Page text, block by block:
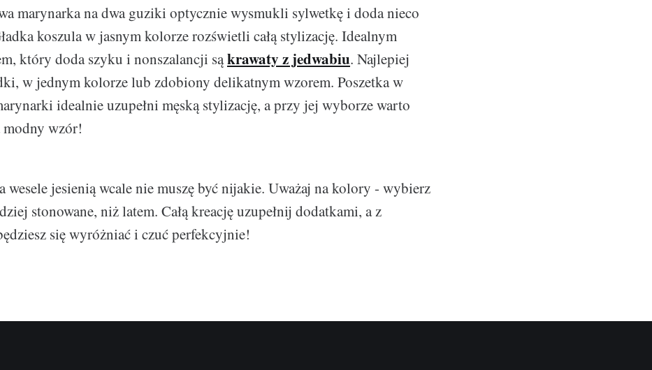
marynarka na dwa guziki optycznie wysmukli sylwetkę i doda nieco
koszula w jasnym kolorze rozświetli całą stylizację. Idealnym
który doda szyku i nonszalancji sąkrawaty z jedwabiu. Najlepiej
w jednym kolorze lub zdobiony delikatnym wzorem. Poszetka w
idealnie uzupełni męską stylizację, a przy jej wyborze warto
modny wzór!
wesele jesienią wcale nie muszę być nijakie. Uważaj na kolory - wybierz
stonowane, niż latem. Całą kreację uzupełnij dodatkami, a z
się wyróżniać i czuć perfekcyjnie!